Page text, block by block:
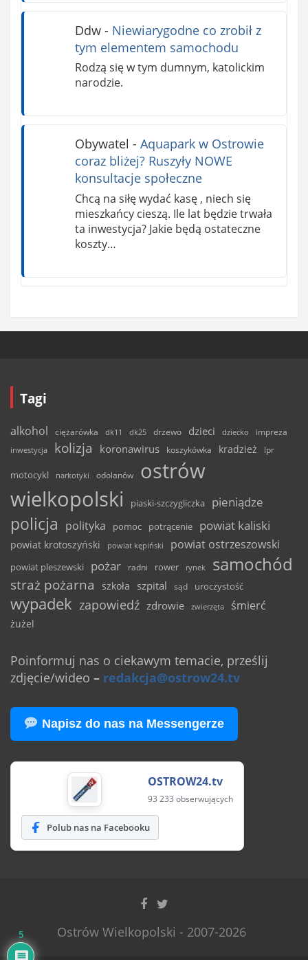
Ddw- Niewiarygodne co zrobił z
tym elementem samochodu
Rodzą się w tym dumnym, katolickim
narodzie.
Obywatel - Aquapark w Ostrowie
coraz bliżej? Ruszyły NOWE
konsultacje społeczne
Chcą na siłę wydać kasę , niech się
mieszkańcy cieszą. Ile lat będzie trwała
ta inwestycja? Jakie będą ostateczne
koszty…
Tagi
alkohol ciężarówka dk11 dk25 drzewo dzieci dziecko
impreza
inwestycja
kolizja koronawirus koszykówka kradzież lpr
motocykl narkotyki odolanów
ostrów
wielkopolski
piaski-szczygliczka pieniądze
policja polityka pomoc potrącenie powiat kaliski
powiat krotoszyński powiat kępiński powiat ostrzeszowski
powiat pleszewski pożar radni rower rynek samochód
straż pożarna szkoła szpital sąd uroczystość
wypadek zapowiedź zdrowie zwierzęta śmierć
żużel
Poinformuj nas o ciekawym temacie, prześlij
zdjęcie/wideo – redakcja@ostrow24.tv
Napisz do nas na Messengerze
OSTROW24.tv
93 233 obserwujących
Polub nas na Facebooku
Ostrów Wielkopolski - 2007-2026
5